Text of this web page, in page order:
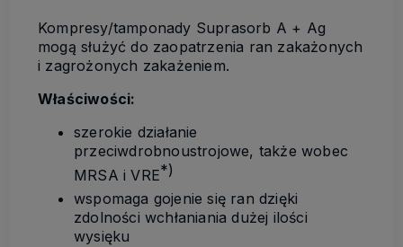
Kompresy/tamponady Suprasorb A + Ag
mogą służyć do zaopatrzenia ran zakażonych
i zagrożonych zakażeniem.
Właściwości:
szerokie działanie
przeciwdrobnoustrojowe, także wobec
MRSA i VRE*)
wspomaga gojenie się ran dzięki
zdolności wchłaniania dużej ilości
wysięku